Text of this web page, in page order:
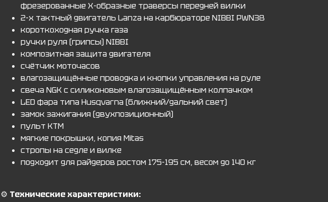
фрезерованные Х-образные траверсы передней вилки
2-х тактный двигатель Lanza на карбюраторе NIBBI PWN38
короткоходная ручка газа
ручки руля (грипсы) NIBBI
композитная защита двигателя
счётчик моточасов
влагозащищённые проводка и кнопки управления на руле
свеча NGK с силиконовым влагозащищённым колпачком
LED фара типа Husqvarna (ближний/дальний свет)
замок зажигания (двухпозиционный)
пульт KTM
мягкие покрышки, копия Mitas
стропы на седле и вилке
подходит для райдеров ростом 175-195 см, весом до 140 кг
⚙️ Технические характеристики: